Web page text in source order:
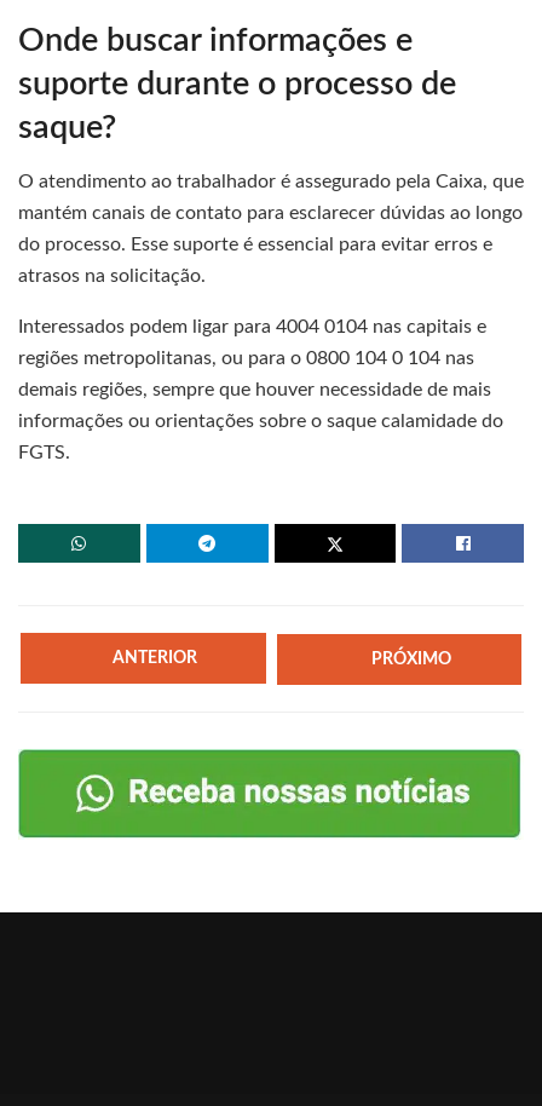
Onde buscar informações e
suporte durante o processo de
saque?
O atendimento ao trabalhador é assegurado pela Caixa, que
mantém canais de contato para esclarecer dúvidas ao longo
do processo. Esse suporte é essencial para evitar erros e
atrasos na solicitação.
Interessados podem ligar para 4004 0104 nas capitais e
regiões metropolitanas, ou para o 0800 104 0 104 nas
demais regiões, sempre que houver necessidade de mais
informações ou orientações sobre o saque calamidade do
FGTS.
ANTERIOR PRÓXIMO